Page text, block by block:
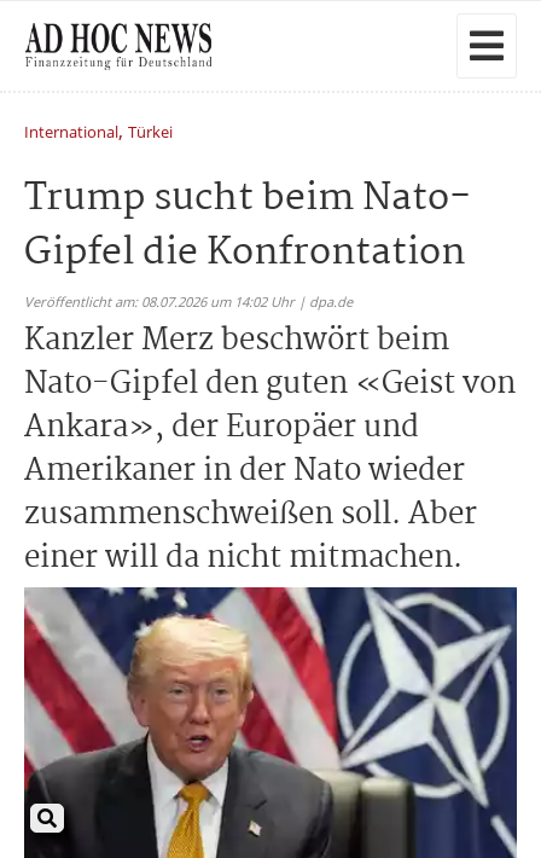
International, Türkei
Trump sucht beim Nato-
Gipfel die Konfrontation
Veröffentlicht am: 08.07.2026 um 14:02 Uhr | dpa.de
Kanzler Merz beschwört beim
Nato-Gipfel den guten «Geist von
Ankara», der Europäer und
Amerikaner in der Nato wieder
zusammenschweißen soll. Aber
einer will da nicht mitmachen.